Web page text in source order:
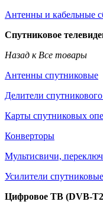
Антенны и кабельные
Спутниковое
Назад к Все товары
Антенны спутниковые
Делители
Карты спутниковых
Конверторы
Мультисвичи,
Усилители спутниковые
Цифровое ТВ (DVB-